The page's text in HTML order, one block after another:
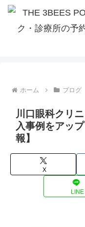
ホーム ブログ
川口眼科クリ
入事例をアッ
報】
X
LINE